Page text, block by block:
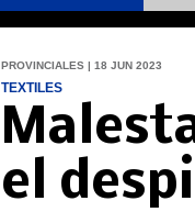
PROVINCIALES | 18 JUN 2023
TEXTILES
el